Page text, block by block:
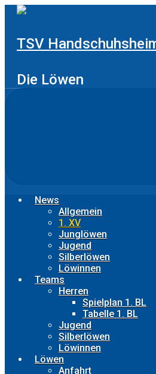
Zum
TSV
Die Löwen
News
Allgemein
1. XV
Junglöwen
Jugend
Silberlöwen
Löwinnen
Teams
Herren
Spielplan 1. BL
Tabelle 1. BL
Jugend
Silberlöwen
Löwinnen
Löwen
Anfahrt